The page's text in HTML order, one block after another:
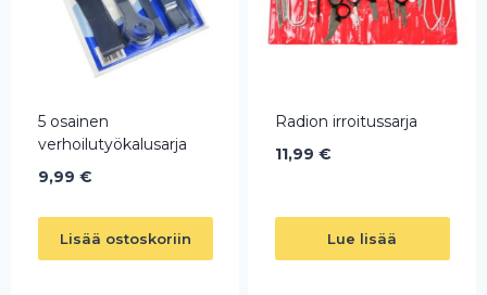
5 osainen
verhoilutyökalusarja
9,99 €
Lisää ostoskoriin
Radion irroitussarja
11,99 €
Lue lisää